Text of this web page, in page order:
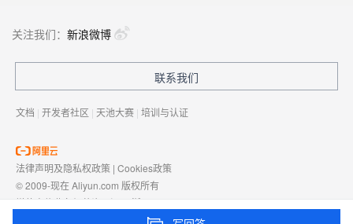
请问这里的延迟是什么含义？可以通过什么方式优化？
关注我们： 新浪微博
联系我们
文档 | 开发者社区 | 天池大赛 | 培训与认证
法律声明及隐私权政策 | Cookies政策
© 2009-现在 Aliyun.com 版权所有
增值电信业务经营许可证： 浙B2-20080101
浙D3-20210002